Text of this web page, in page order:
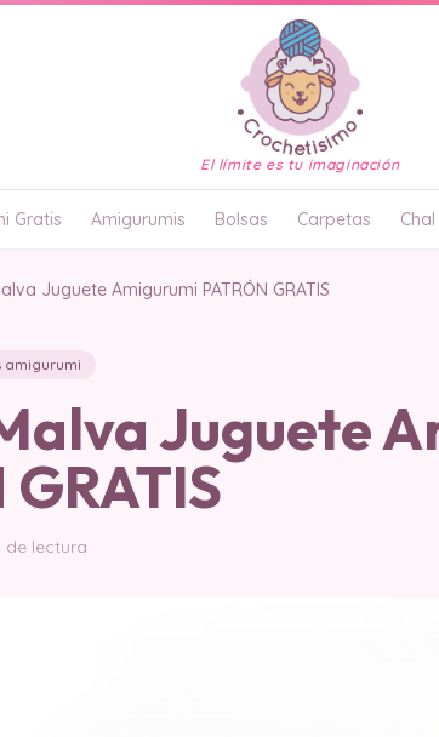
El límite es tu imaginación
Gratis Amigurumis Bolsas Carpetas Chal
Juguete Amigurumi PATRÓN GRATIS
amigurumi
Juguete
GRATIS
de lectura